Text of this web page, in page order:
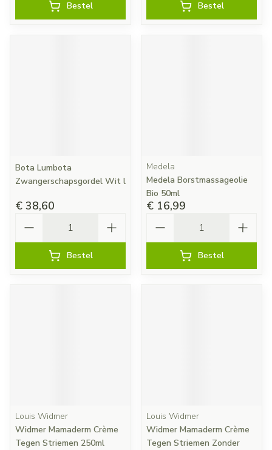
Bestel Bestel
Bota Lumbota
Zwangerschapsgordel Wit l
€ 38,60
Bestel
Medela
Medela Borstmassageolie
Bio 50ml
€ 16,99
Bestel
Louis Widmer
Widmer Mamaderm Crème
Tegen Striemen 250ml
Louis Widmer
Widmer Mamaderm Crème
Tegen Striemen Zonder